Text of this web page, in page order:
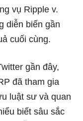
vụ Ripple v.
diễn biến gần
cuối cùng.
gần đây,
đã tham gia
luật sư và quan
biết sâu sắc